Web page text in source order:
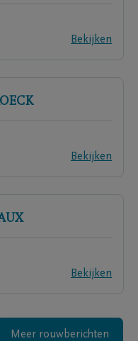
Bekijken
Bekijken
Bekijken
Meer rouwberichten